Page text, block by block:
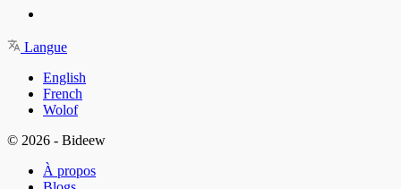
Langue
English
French
Wolof
© 2026 - Bideew
À propos